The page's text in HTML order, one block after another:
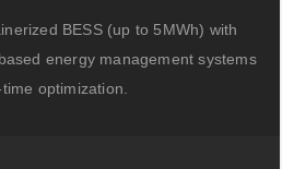
BESS (up to 5MWh) with
energy management systems
optimization.